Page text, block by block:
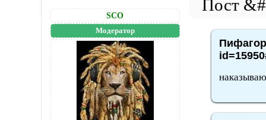
SCO
Модератор